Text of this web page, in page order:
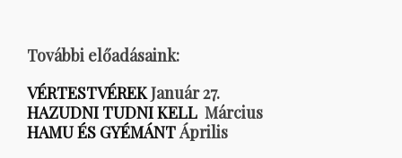
További előadásaink:
VÉRTESTVÉREKJanuár 27.
HAZUDNI TUDNI KELL Március
HAMU ÉS GYÉMÁNTÁprilis